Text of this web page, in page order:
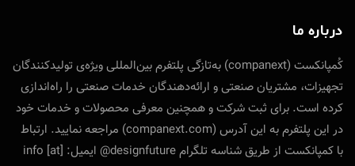
درباره ما
کُمپانکست (companext) به‌تازگی پلتفرم بین‌المللی ویژه‌ی تولید‌کنندگان
تجهیزات، مشتریان صنعتی و ارائه‌دهندگان خدمات صنعتی را راه‌اندازی
کرده است. برای ثبت شرکت و همچنین معرفی محصولات و خدمات خود
در این پلتفرم به این آدرس (companext.com) مراجعه نمایید. ارتباط
با کمپانکست از طریق شناسه تلگرام designfuture@ ایمیل: info [at]